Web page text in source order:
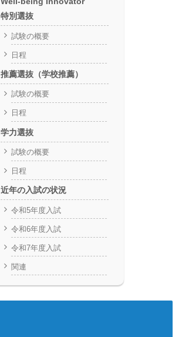
特別選抜
試験の概要
日程
推薦選抜（学校推薦）
試験の概要
日程
学力選抜
試験の概要
日程
近年の入試の状況
令和5年度入試
令和6年度入試
令和7年度入試
関連